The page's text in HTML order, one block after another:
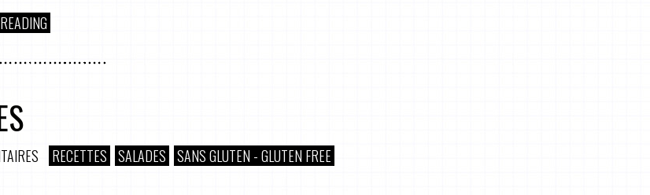
RECETTES SALADES SANS GLUTEN - GLUTEN FREE